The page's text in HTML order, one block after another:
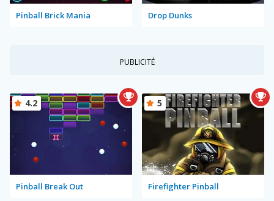
Pinball Brick Mania Drop Dunks
PUBLICITÉ
Pinball Break Out
4.2
Firefighter Pinball
5